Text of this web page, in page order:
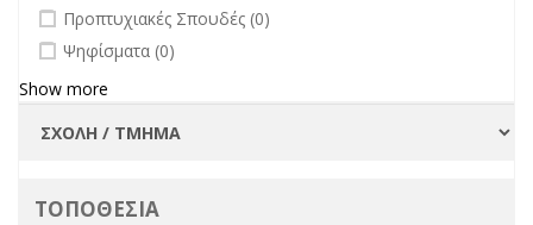
undefined
Προπτυχιακές Σπουδές (0)
undefined
Ψηφίσματα (0)
Show more
ΤΟΠΟΘΕΣΙΑ